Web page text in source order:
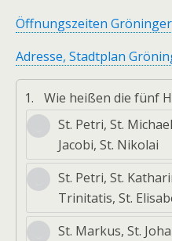
Öffnungszeiten
Adresse, Stadtplan
1.
Wie heißen die fünf
St. Petri, St.
Jacobi, St. Nikolai
St. Petri, St.
Trinitatis, St.
St. Markus, St.